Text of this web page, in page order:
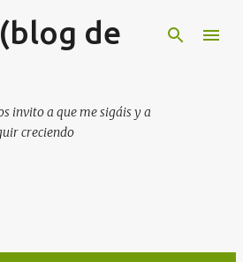
contenido principal
de
invito a que me sigáis y a
creciendo